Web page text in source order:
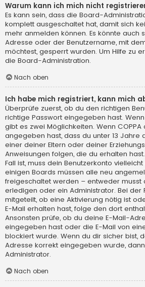
Warum kann ich mich nicht
Es kann sein, dass die Board-
komplett ausgeschaltet hat, damit sich
mehr anmelden können. Es könnte auch
Adresse oder der Benutzername, mit
möchtest, gesperrt wurden. Um Hilfe zu
die Board-Administration.
Nach oben
Ich habe mich registriert, kann mich
Überprüfe zuerst, ob du den richtigen
richtige Passwort eingegeben hast.
gibt es zwei Möglichkeiten. Wenn COPPA
angegeben hast, dass du unter 13 Jahre
einer deiner Eltern oder deiner
Anweisungen folgen, die du erhalten
Fall ist, muss dein Benutzerkonto
einigen Boards müssen alle neu
freigeschaltet werden – entweder musst
erledigen oder ein Administrator. Bei der
mitgeteilt, ob eine Aktivierung nötig ist
E-Mail erhalten hast, folge den dort
Ansonsten prüfe, ob du deine E-Mail-
eingegeben hast oder die E-Mail von
blockiert wurde. Wenn du dir sicher bist,
Adresse korrekt eingegeben wurde,
Administrator.
Nach oben